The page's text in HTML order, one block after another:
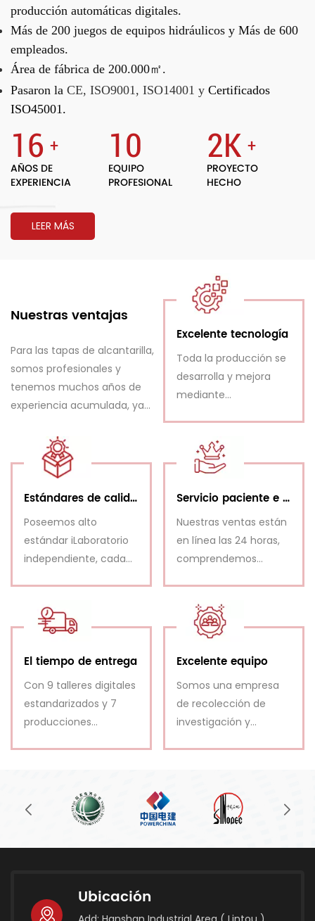
producción automáticas digitales.
Más de 200 juegos de equipos hidráulicos y Más de 600
empleados.
Área de fábrica de 200.000㎡.
Pasaron la CE, ISO9001, ISO14001 y Certificados
ISO45001.
16 +
AÑOS DE
EXPERIENCIA
10
EQUIPO
PROFESIONAL
2K +
PROYECTO
HECHO
LEER MÁS
Nuestras ventajas
Para las tapas de alcantarilla,
somos profesionales y
tenemos muchos años de
experiencia acumulada, ya
producto o en la capacidad
de producción y en la
competitividad de precios,
tenemos una gran ventaja.
Excelente tecnología
Toda la producción se
desarrolla y mejora
mediante
pruebas de carga,
emitidos desde
de I+D.
Estándares de calidad estrictos,
Poseemos alto
estándar iLaboratorio
independiente, cada
Servicio paciente e instantáneo
Nuestras ventas están
en línea las 24 horas,
comprendemos
respondemos de
inmediato y
El tiempo de entrega
Con 9 talleres digitales
estandarizados y 7
producciones
producción.
Excelente equipo
Somos una empresa
de recolección de
investigación y
instalación y servicio
postventa.
Ubicación